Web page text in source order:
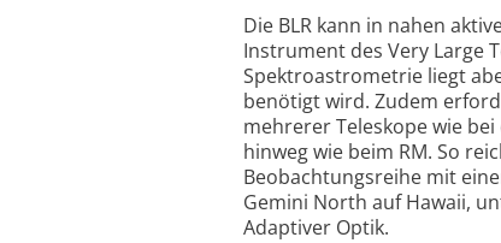
Die BLR kann in nahen
Instrument des Very Large
Spektro­astrometrie liegt
benötigt wird. Zudem
mehrerer Teleskope wie
hinweg wie beim RM. So
Beobachtungsreihe mit
Gemini North auf Hawaii,
Adaptiver Optik.